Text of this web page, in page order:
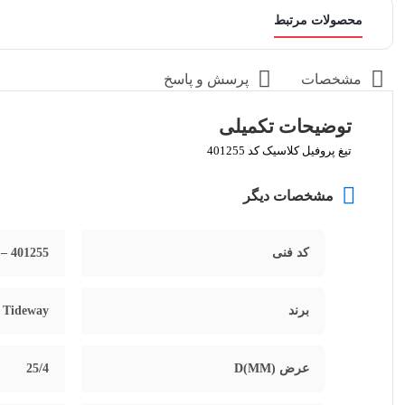
محصولات مرتبط
مشخصات پرسش و پاسخ
توضیحات تکمیلی
تیغ پروفیل کلاسیک کد 401255
مشخصات دیگر
کد فنی 401255
برند Tideway
عرض D(MM) 25/4